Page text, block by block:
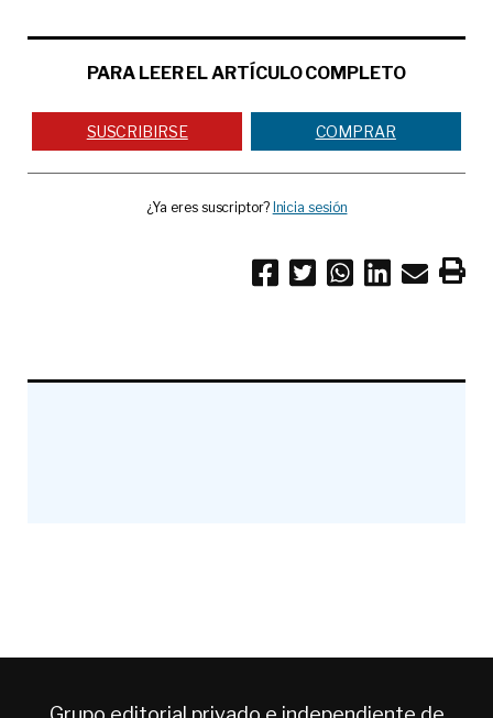
PARA LEER EL ARTÍCULO COMPLETO
SUSCRIBIRSE COMPRAR
¿Ya eres suscriptor? Inicia sesión